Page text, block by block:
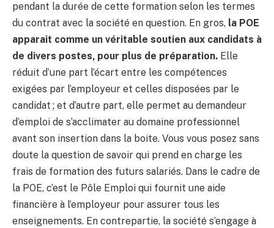
pendant la durée de cette formation selon les termes
du contrat avec la société en question. En gros, la POE
apparait comme un véritable soutien aux candidats à
de divers postes, pour plus de préparation. Elle
réduit d’une part l’écart entre les compétences
exigées par l’employeur et celles disposées par le
candidat ; et d’autre part, elle permet au demandeur
d’emploi de s’acclimater au domaine professionnel
avant son insertion dans la boite. Vous vous posez sans
doute la question de savoir qui prend en charge les
frais de formation des futurs salariés. Dans le cadre de
la POE, c’est le Pôle Emploi qui fournit une aide
financière à l’employeur pour assurer tous les
enseignements. En contrepartie, la société s’engage à